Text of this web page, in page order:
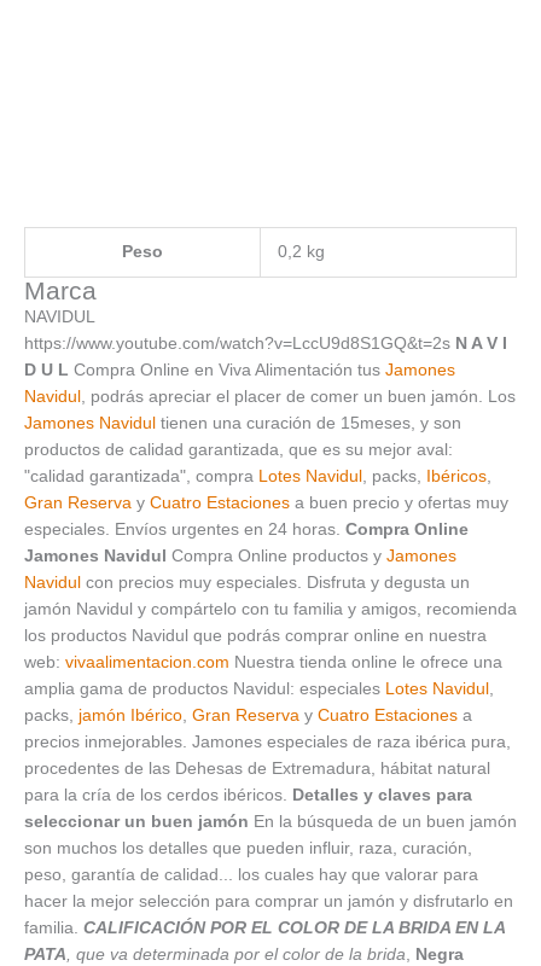
Peso 0,2 kg
Marca
NAVIDUL
https://www.youtube.com/watch?v=LccU9d8S1GQ&t=2s N A V I
D U L Compra Online en Viva Alimentación tus Jamones
Navidul , podrás apreciar el placer de comer un buen jamón. Los
Jamones Navidul tienen una curación de 15meses, y son
productos de calidad garantizada, que es su mejor aval:
"calidad garantizada", compra Lotes Navidul , packs, Ibéricos,
Gran Reserva y Cuatro Estaciones a buen precio y ofertas muy
especiales. Envíos urgentes en 24 horas. Compra Online
Jamones Navidul Compra Online productos y Jamones
Navidul con precios muy especiales. Disfruta y degusta un
jamón Navidul y compártelo con tu familia y amigos, recomienda
los productos Navidul que podrás comprar online en nuestra
web: vivaalimentacion.com Nuestra tienda online le ofrece una
amplia gama de productos Navidul: especiales Lotes Navidul ,
packs, jamón Ibérico, Gran Reserva y Cuatro Estaciones a
precios inmejorables. Jamones especiales de raza ibérica pura,
procedentes de las Dehesas de Extremadura, hábitat natural
para la cría de los cerdos ibéricos. Detalles y claves para
seleccionar un buen jamón En la búsqueda de un buen jamón
son muchos los detalles que pueden influir, raza, curación,
peso, garantía de calidad... los cuales hay que valorar para
hacer la mejor selección para comprar un jamón y disfrutarlo en
familia. CALIFICACIÓN POR EL COLOR DE LA BRIDA EN LA
PATA, que va determinada por el color de la brida, Negra